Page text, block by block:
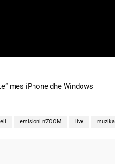
iPhone dhe Windows
këtë të shtunë, zbulohen detajet
emisioni n'ZOOM live muzika